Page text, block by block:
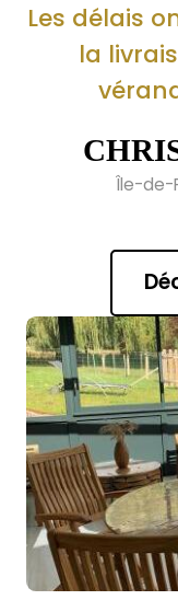
Les délais
la
Île-de-